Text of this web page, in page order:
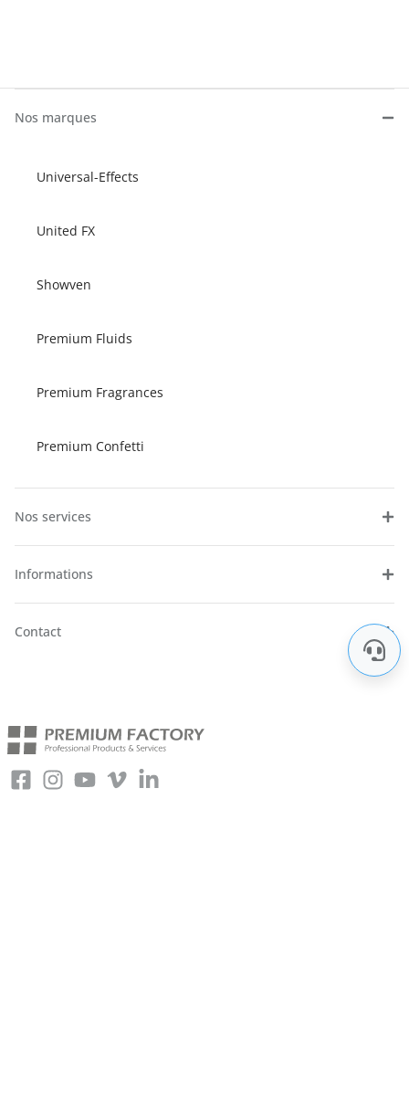
Nos marques
Universal-Effects
United FX
Showven
Premium Fluids
Premium Fragrances
Premium Confetti
Nos services
Informations
Contact